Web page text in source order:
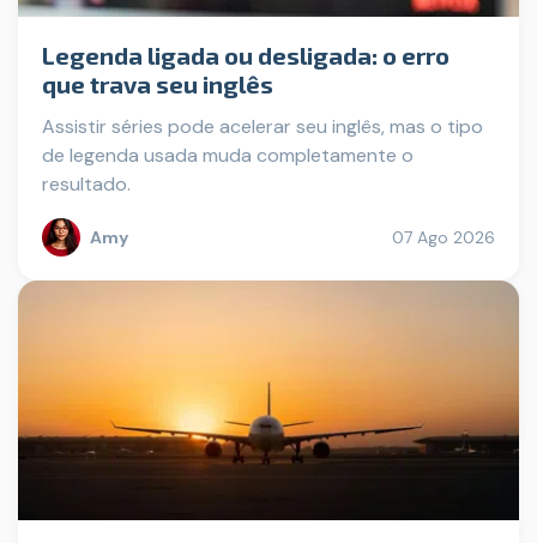
Legenda ligada ou desligada: o erro
que trava seu inglês
Assistir séries pode acelerar seu inglês, mas o tipo
de legenda usada muda completamente o
resultado.
Amy 07 Ago 2026